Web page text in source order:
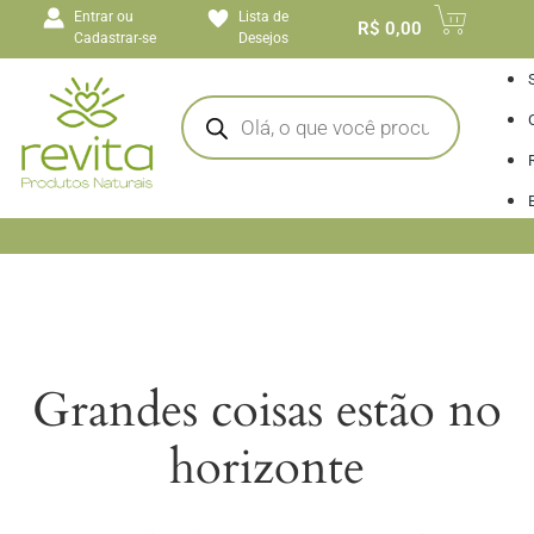
conteúdoEntrar ou
Cadastrar-se
Lista de
Desejos
R$ 0,00
Grandes coisas estão no
horizonte